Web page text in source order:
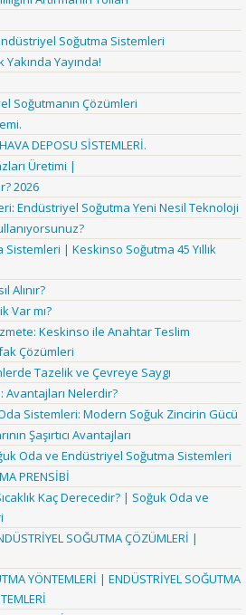
Soğutma Sistemleri
Yayında!
Soğutmanın Çözümleri
DEPOSU SİSTEMLERİ.
Üretimi |
2026
Endüstriyel Soğutma Yeni Nesil Teknoloji
| Keskinso Soğutma 45 Yıllık
Alınır?
Var mı?
Keskinso ile Anahtar Teslim
Çözümleri
Tazelik ve Çevreye Saygı
Nelerdir?
Sistemleri: Modern Soğuk Zincirin Gücü
Şaşırtıcı Avantajları
Oda ve Endüstriyel Soğutma Sistemleri
PRENSİBİ
Kaç Derecedir? | Soğuk Oda ve
SOĞUTMA ÇÖZÜMLERİ |
YÖNTEMLERİ | ENDÜSTRİYEL SOĞUTMA